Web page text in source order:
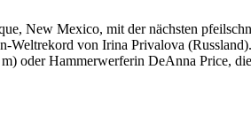
New Mexico, mit der nächsten
von Irina Privalova
oder Hammerwerferin DeAnna Price,